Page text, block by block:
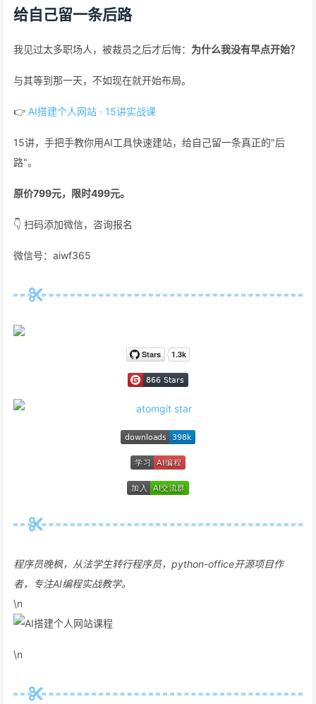
给自己留一条后路
我见过太多职场人，被裁员之后才后悔： 为什么我没有早点开始？
与其等到那一天，不如现在就开始布局。
👉 AI搭建个人网站 · 15讲实战课
15讲，手把手教你用AI工具快速建站，给自己留一条真正的"后
路"。
原价799元，限时499元。
👇 扫码添加微信，咨询报名
微信号：aiwf365
程序员晚枫，从法学生转行程序员，python-office开源项目作
者，专注AI编程实战教学。
\n
\n